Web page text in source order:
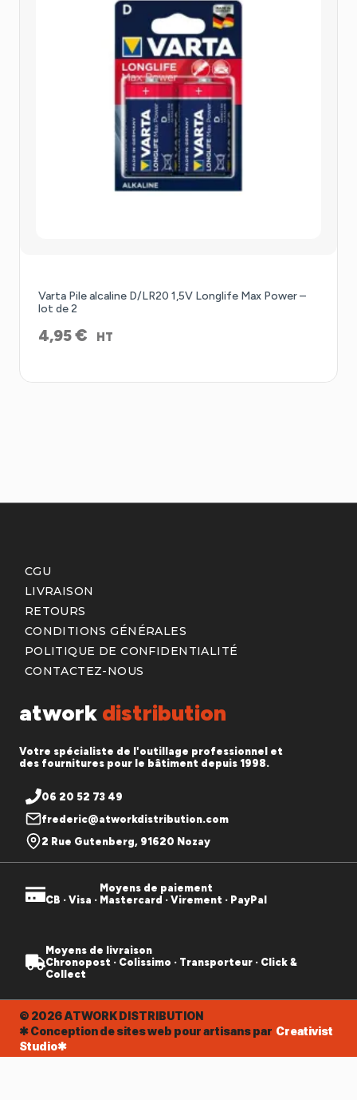
Varta Pile alcaline D/LR20 1,5V Longlife Max Power –
lot de 2
4,95€ HT
atwork distribution
Votre spécialiste de l'outillage professionnel et
des fournitures pour le bâtiment depuis 1998.
06 20 52 73 49
frederic@atworkdistribution.com
2 Rue Gutenberg, 91620 Nozay
CGU
LIVRAISON
RETOURS
CONDITIONS GÉNÉRALES
POLITIQUE DE CONFIDENTIALITÉ
CONTACTEZ-NOUS
Moyens de paiement
CB · Visa · Mastercard · Virement · PayPal
Moyens de livraison
Chronopost · Colissimo · Transporteur · Click &
Collect
© 2026 ATWORK DISTRIBUTION
✱ Conception de sites web pour artisans par Creativist
Studio✱